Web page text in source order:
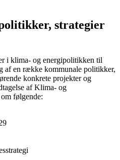
strategier
i klima- og energipolitikken til
af en række kommunale politikker,
konkrete projekter og
af Klima- og
følgende: